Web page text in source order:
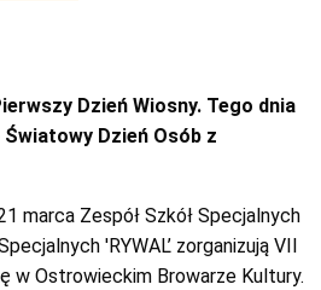
Dzień Wiosny. Tego dnia
Dzień Osób z
marca Zespół Szkół Specjalnych
'RYWAL’ zorganizują VII
w Ostrowieckim Browarze Kultury.